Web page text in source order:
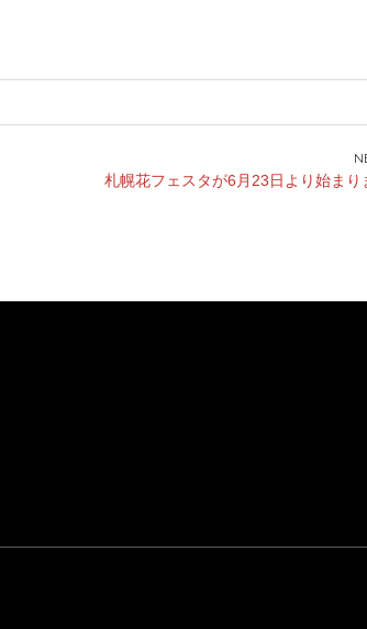
札幌花フェスタが6月23日より始まり